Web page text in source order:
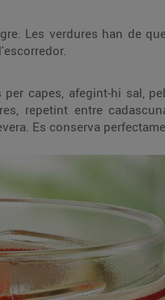
Les verdures han de
capes, afegint-hi sal,
repetint entre
Es conserva